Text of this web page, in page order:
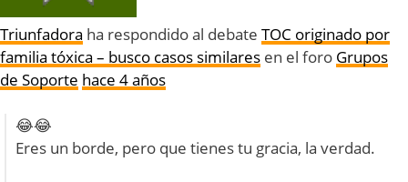
Triunfadora ha respondido al debate TOC originado por
familia tóxica – busco casos similares en el foro Grupos
de Soporte hace 4 años
😂😂
Eres un borde, pero que tienes tu gracia, la verdad.